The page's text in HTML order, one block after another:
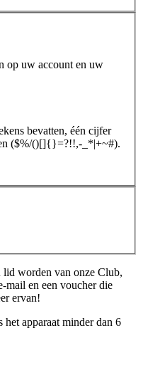
op uw account en uw
bevatten, één cijfer
($%/()[]{}=?!!,-_*|+~#).
lid worden van onze Club,
mail en een voucher die
ervan!
apparaat minder dan 6